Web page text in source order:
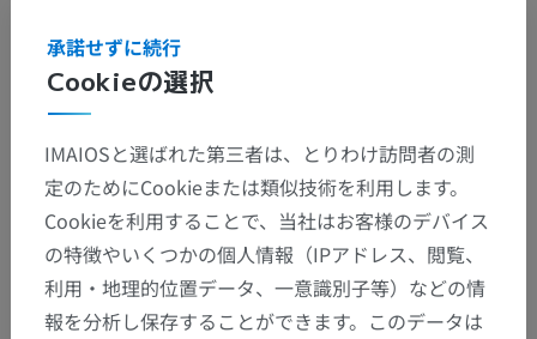
解剖学的階層
獣医解剖学
Cookieの選択
承諾せずに続行
IMAIOSと選ばれた第三者は、とりわけ訪問者の測
定のためにCookieまたは類似技術を利用します。
Cookieを利用することで、当社はお客様のデバイス
の特徴やいくつかの個人情報（IPアドレス、閲覧、
利用・地理的位置データ、一意識別子等）などの情
報を分析し保存することができます。このデータは